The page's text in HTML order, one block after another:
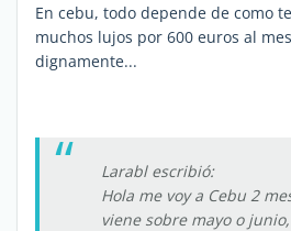
En cebu, todo depende de como
muchos lujos por 600 euros al
dignamente...
Larabl escribió:
Hola me voy a Cebu 2
viene sobre mayo o